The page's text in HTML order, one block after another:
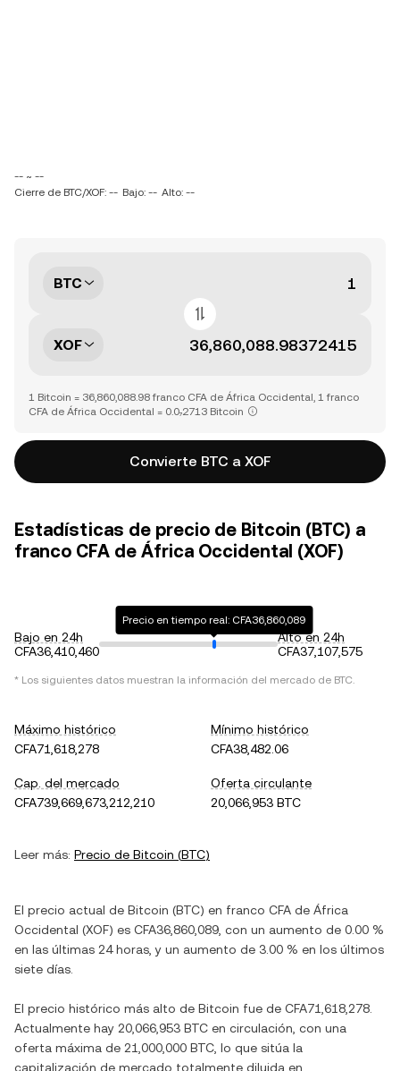
-- ~ --
Cierre de BTC/XOF: -- Bajo: -- Alto: --
BTC
XOF
1 Bitcoin = 36,860,088.98 franco CFA de África Occidental, 1 franco
CFA de África Occidental = 0.0₇2713 Bitcoin
Convierte BTC a XOF
Estadísticas de precio de Bitcoin (BTC) a
franco CFA de África Occidental (XOF)
Bajo en 24h
CFA36,410,460
Precio en tiempo real: CFA36,860,089
Alto en 24h
CFA37,107,575
* Los siguientes datos muestran la información del mercado de BTC.
Máximo histórico
CFA71,618,278
Mínimo histórico
CFA38,482.06
Cap. del mercado
CFA739,669,673,212,210
Oferta circulante
20,066,953 BTC
Leer más: Precio de Bitcoin (BTC)
El precio actual de Bitcoin (BTC) en franco CFA de África
Occidental (XOF) es CFA36,860,089 , con un aumento de 0.00 %
en las últimas 24 horas, y un aumento de 3.00 % en los últimos
siete días.
El precio histórico más alto de Bitcoin fue de CFA71,618,278
Actualmente hay 20,066,953 BTC en circulación, con una
oferta máxima de 21,000,000 BTC , lo que sitúa la
capitalización de mercado totalmente diluida en